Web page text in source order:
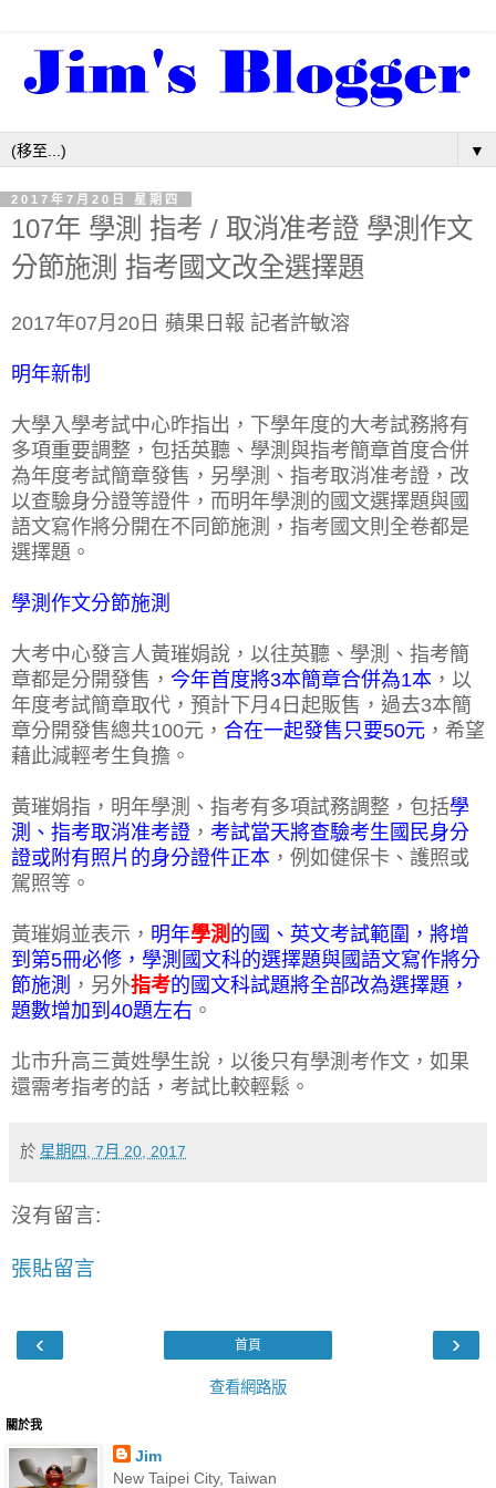
▼
2017年7月20日 星期四
107年 學測 指考 / 取消准考證 學測作文
分節施測 指考國文改全選擇題
2017年07月20日 蘋果日報 記者許敏溶
明年新制
大學入學考試中心昨指出，下學年度的大考試務將有
多項重要調整，包括英聽、學測與指考簡章首度合併
為年度考試簡章發售，另學測、指考取消准考證，改
以查驗身分證等證件，而明年學測的國文選擇題與國
語文寫作將分開在不同節施測，指考國文則全卷都是
選擇題。
學測作文分節施測
大考中心發言人黃璀娟說，以往英聽、學測、指考簡
章都是分開發售， 今年首度將3本簡章合併為1本 ，以
年度考試簡章取代，預計下月4日起販售，過去3本簡
章分開發售總共100元， 合在一起發售只要50元 ，希望
藉此減輕考生負擔。
黃璀娟指，明年學測、指考有多項試務調整，包括學
測、指考取消准考證 ， 考試當天將查驗考生國民身分
證或附有照片的身分證件正本 ，例如健保卡、護照或
駕照等。
黃璀娟並表示， 明年學測 的國、英文考試範圍，將增
到第5冊必修，學測國文科的選擇題與國語文寫作將分
節施測 ，另外指考的國文科試題將全部改為選擇題，
題數增加到40題左右 。
北市升高三黃姓學生說，以後只有學測考作文，如果
還需考指考的話，考試比較輕鬆。
於 星期四, 7月 20, 2017
沒有留言:
張貼留言
‹ ›
首頁
查看網路版
關於我
Jim
New Taipei City, Taiwan